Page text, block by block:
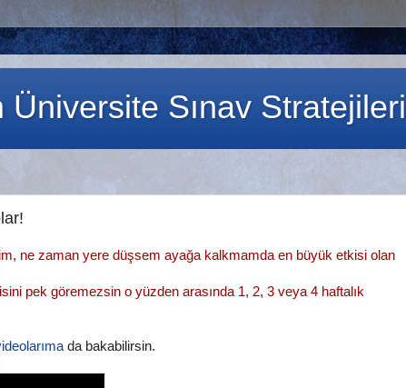
Üniversite Sınav Stratejileri
ne zaman yere düşsem ayağa kalkmamda en büyük etkisi olan
pek göremezsin o yüzden arasında 1, 2, 3 veya 4 haftalık
da bakabilirsin.